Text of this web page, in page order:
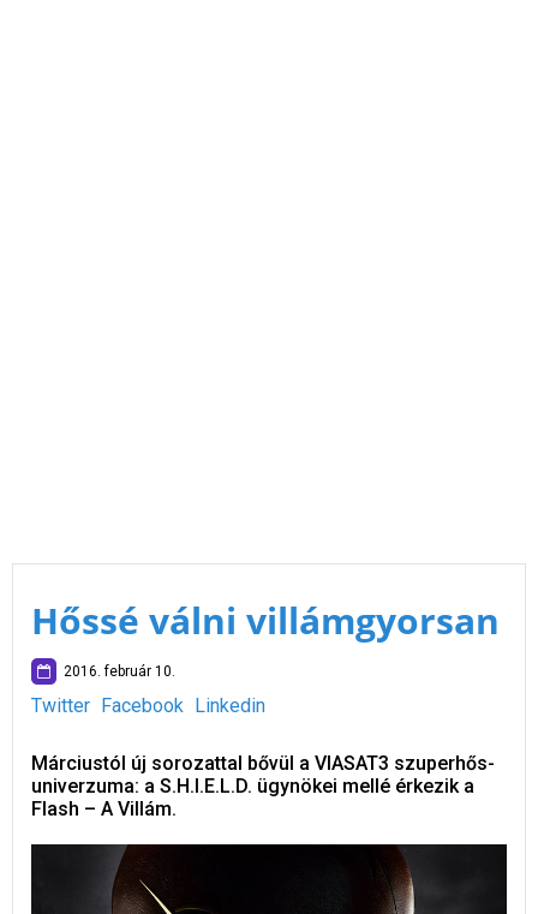
Hőssé válni villámgyorsan
2016. február 10.
Twitter Facebook Linkedin
Márciustól új sorozattal bővül a VIASAT3 szuperhős-
univerzuma: a S.H.I.E.L.D. ügynökei mellé érkezik a
Flash – A Villám.